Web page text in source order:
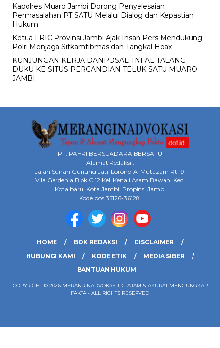
Kapolres Muaro Jambi Dorong Penyelesaian
Permasalahan PT SATU Melalui Dialog dan Kepastian
Hukum
Ketua FRIC Provinsi Jambi Ajak Insan Pers Mendukung
Polri Menjaga Sitkamtibmas dan Tangkal Hoax
KUNJUNGAN KERJA DANPOSAL TNI AL TALANG
DUKU KE SITUS PERCANDIAN TELUK SATU MUARO
JAMBI
PT. PAHRI BERSUADARA BERSATU
Alamat Redaksi :
Jalan Sunan Gunung Jati, Lorong Al Mutazam Rt 19
Vila Gardenia Blok C 12 Kel. Kenali Asam Bawah Kec.
Kota baru, Kota Jambi, Propinsi Jambi
Kode pos 36126-36128.
HOME BOK REDAKSI
DISCLAIMER
HUBUNGI KAMI
KODE ETIK
MEDIA SIBER
BANTUAN HUKUM
COPYRIGHT © 2026 MERANGINADVOKASI.ID TAJAM & AKURAT MENGUNGKAP
FAKTA - ALL RIGHTS RESERVED